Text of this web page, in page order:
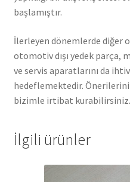
başlamıştır.
İlerleyen dönemlerde diğer
otomotiv dışı yedek parça,
ve servis aparatlarını da
hedeflemektedir.
bizimle irtibat kurabilirsiniz.
İlgili ürünler